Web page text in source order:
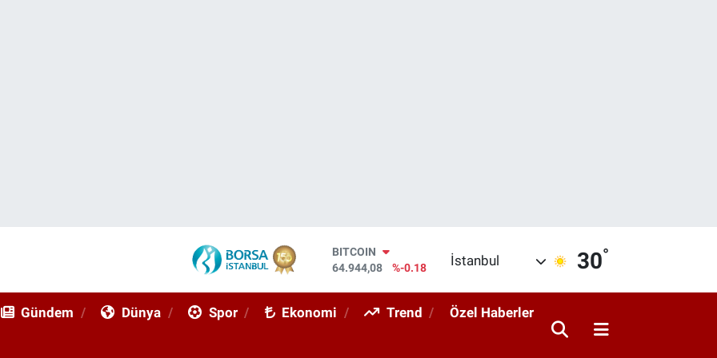
DOLAR
47,7436
%0.18
STERLİN
İstanbul 30°
Gündem Dünya Spor Ekonomi Trend Özel Haberler